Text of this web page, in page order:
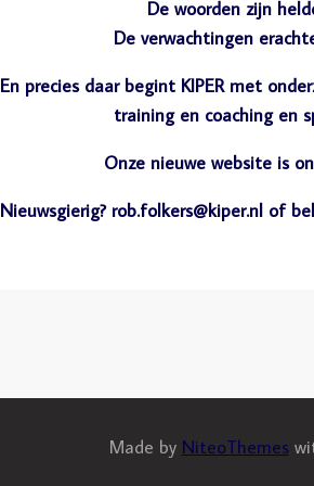
De woorden zijn
De verwachtingen
En precies daar begint KIPER met
training en coaching en
Onze nieuwe website is
Nieuwsgierig? rob.folkers@kiper.nl of
Made by NiteoThemes